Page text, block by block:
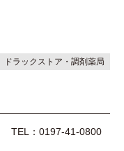
ドラックストア・調剤薬局
TEL：0197-41-0800